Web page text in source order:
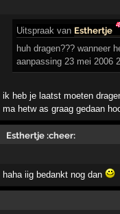
Uitspraak van Esthertje
huh dragen??? wanneer
aanpassing 23 mei 2006
ik heb je laatst moeten
ma hetw as graag gedaan
Esthertje :cheer:
haha iig bedankt nog dan